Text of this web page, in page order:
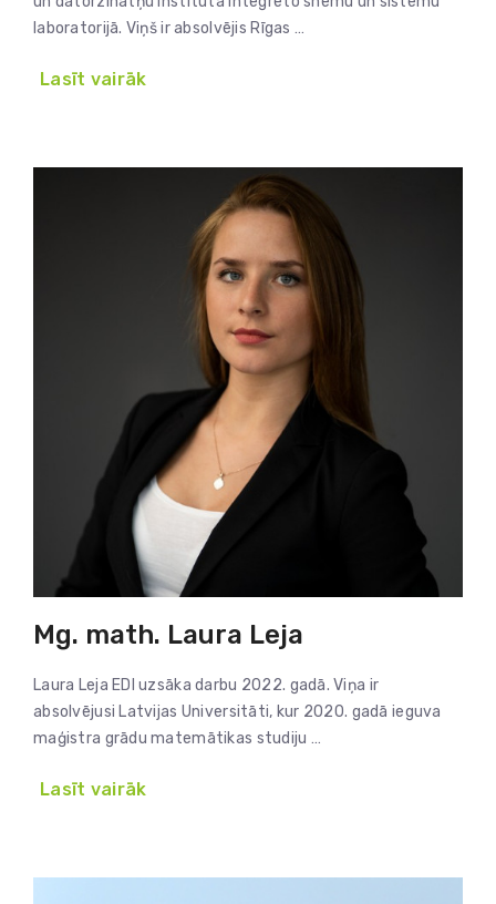
laboratorijā. Viņš ir absolvējis Rīgas …
Lasīt vairāk
Mg. math. Laura Leja
Laura Leja EDI uzsāka darbu 2022. gadā. Viņa ir
absolvējusi Latvijas Universitāti, kur 2020. gadā ieguva
maģistra grādu matemātikas studiju …
Lasīt vairāk